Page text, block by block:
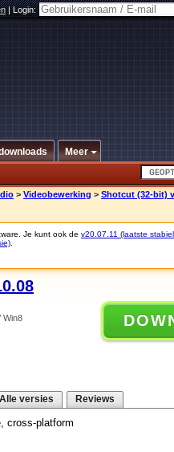
|Login:
Meer
> Videobewerking > Shotcut (32-bit)
Je kunt ook de v20.07.11 (laatste
Win8
Alle versies Reviews
cross-platform